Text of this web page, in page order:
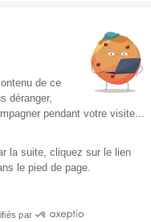
d’utilisation
de ce
déranger,
pendant votre visite...
la suite, cliquez sur le lien
le pied de page.
par